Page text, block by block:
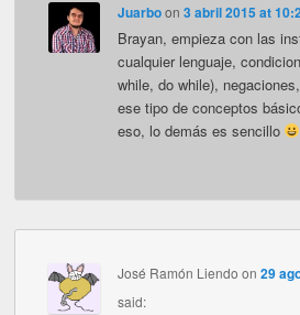
Juarboon 3 abril 2015 at
Brayan, empieza con las
cualquier lenguaje,
while, do while),
ese tipo de conceptos
eso, lo demás es sencillo
José Ramón Liendo on 29
said: